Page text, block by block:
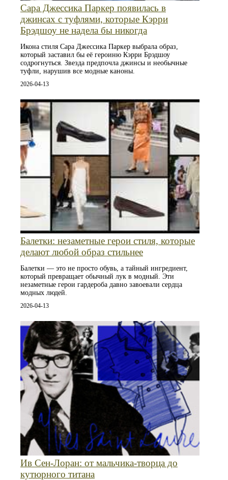
Сара Джессика Паркер появилась в
джинсах с туфлями, которые Кэрри
Брэдшоу не надела бы никогда
Икона стиля Сара Джессика Паркер выбрала образ,
который заставил бы её героиню Кэрри Брэдшоу
содрогнуться. Звезда предпочла джинсы и необычные
туфли, нарушив все модные каноны.
2026-04-13
Балетки: незаметные герои стиля, которые
делают любой образ стильнее
Балетки — это не просто обувь, а тайный ингредиент,
который превращает обычный лук в модный. Эти
незаметные герои гардероба давно завоевали сердца
модных людей.
2026-04-13
Ив Сен-Лоран: от мальчика‑творца до
кутюрного титана